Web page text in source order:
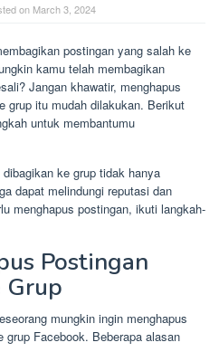
on March 3, 2024
postingan yang salah ke
kamu telah membagikan
Jangan khawatir, menghapus
grup itu mudah dilakukan. Berikut
untuk membantumu
ke grup tidak hanya
dapat melindungi reputasi dan
menghapus postingan, ikuti langkah-
Postingan
Grup
mungkin ingin menghapus
grup Facebook. Beberapa alasan